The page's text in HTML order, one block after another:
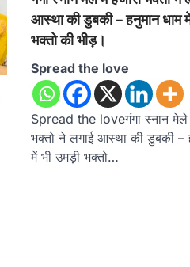
आस्था की डुबकी – हनुमान धाम
भक्तो की भीड़।
Spread the love
Spread the loveगंगा स्नान मेले
भक्तो ने लगाई आस्था की डुबकी –
में भी उमड़ी भक्तो…